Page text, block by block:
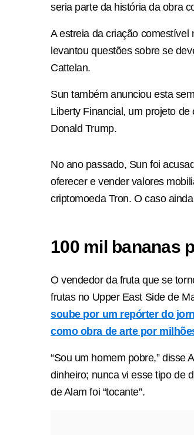
seria parte da história da obra
A estreia da criação
levantou questões sobre se
Cattelan.
Sun também anunciou esta
Liberty Financial, um projeto
Donald Trump.
No ano passado, Sun foi
oferecer e vender valores
criptomoeda Tron. O caso
100 mil bananas
O vendedor da fruta que se
frutas no Upper East Side de
soube por um repórter do
como obra de arte por
“Sou um homem pobre,” disse
dinheiro; nunca vi esse tipo de
de Alam foi “tocante”.